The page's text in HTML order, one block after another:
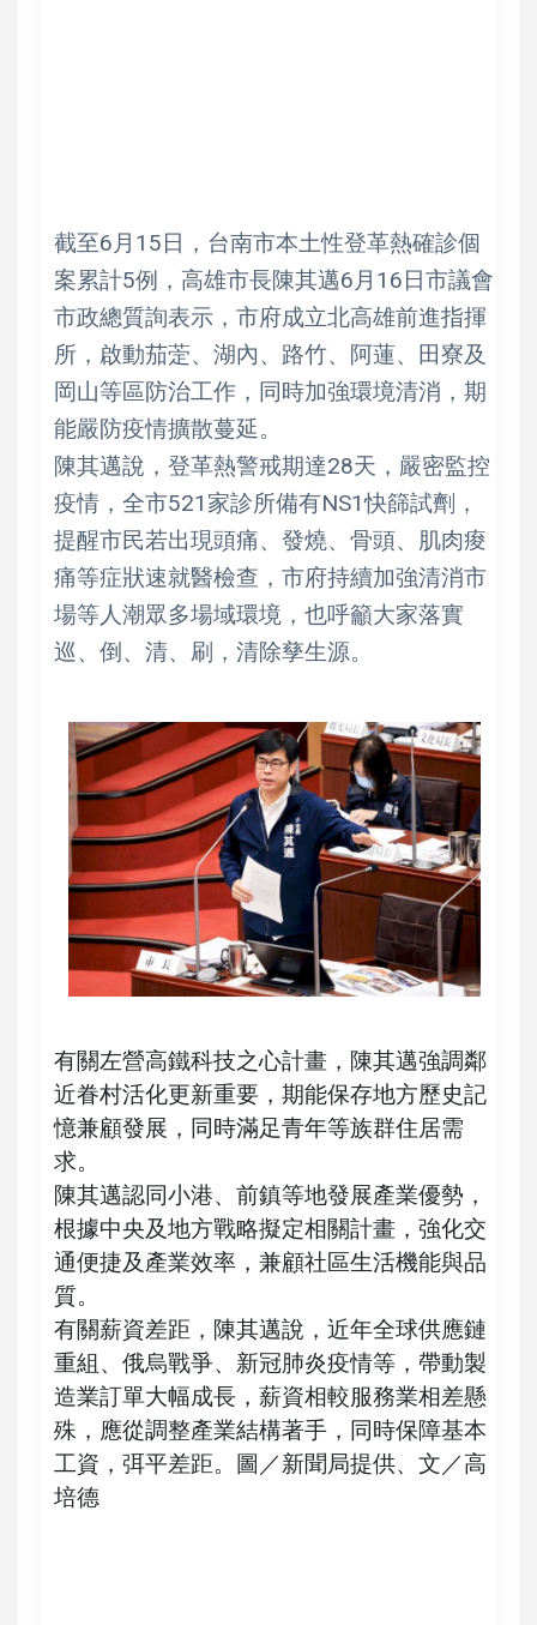
截至6月15日，台南市本土性登革熱確診個
案累計5例，高雄市長陳其邁6月16日市議會
市政總質詢表示，市府成立北高雄前進指揮
所，啟動茄萣、湖內、路竹、阿蓮、田寮及
岡山等區防治工作，同時加強環境清消，期
能嚴防疫情擴散蔓延。
陳其邁說，登革熱警戒期達28天，嚴密監控
疫情，全市521家診所備有NS1快篩試劑，
提醒市民若出現頭痛、發燒、骨頭、肌肉痠
痛等症狀速就醫檢查，市府持續加強清消市
場等人潮眾多場域環境，也呼籲大家落實
巡、倒、清、刷，清除孳生源。
有關左營高鐵科技之心計畫，陳其邁強調鄰
近眷村活化更新重要，期能保存地方歷史記
憶兼顧發展，同時滿足青年等族群住居需
求。
陳其邁認同小港、前鎮等地發展產業優勢，
根據中央及地方戰略擬定相關計畫，強化交
通便捷及產業效率，兼顧社區生活機能與品
質。
有關薪資差距，陳其邁說，近年全球供應鏈
重組、俄烏戰爭、新冠肺炎疫情等，帶動製
造業訂單大幅成長，薪資相較服務業相差懸
殊，應從調整產業結構著手，同時保障基本
工資，弭平差距。圖／新聞局提供、文／高
培德